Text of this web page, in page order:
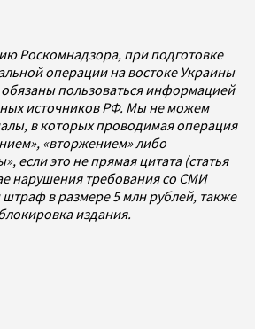
Роскомнадзора, при подготовке
операции на востоке Украины
пользоваться информацией
источников РФ. Мы не можем
в которых проводимая операция
«вторжением» либо
если это не прямая цитата (статья
нарушения требования со СМИ
в размере 5 млн рублей, также
издания.